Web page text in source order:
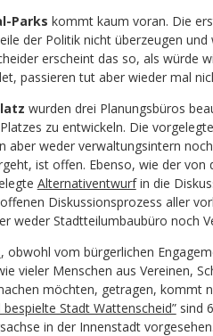
Parks kommt kaum voran. Die
der Politik nicht überzeugen
erscheint das so, als würde
passieren tut aber wieder mal
wurden drei Planungsbüros
zu entwickeln. Die
aber weder verwaltungsintern
ist offen. Ebenso, wie der von
Alternativentwurfin die
Diskussionsprozess aller
weder Stadtteilumbaubüro noch
, obwohl vom bürgerlichen
vieler Menschen aus Vereinen,
möchten, getragen, kommt
Stadt Wattenscheid”sind
in der Innenstadt